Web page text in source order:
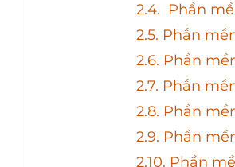
2.4.  Phần
2.5. Phần
2.6. Phần
2.7. Phần
2.8. Phần
2.9. Phần
2.10. Phần